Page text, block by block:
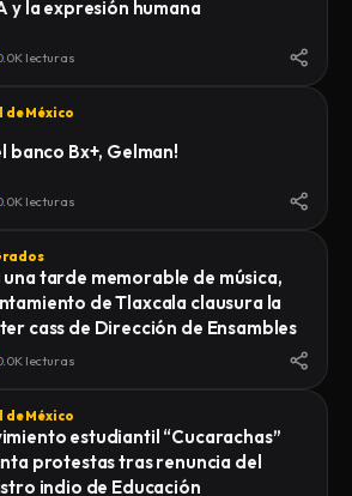
y la expresión humana
lecturas
de México
banco Bx+, Gelman!
lecturas
una tarde memorable de música,
de Tlaxcala clausura la
cass de Dirección de Ensambles
lecturas
de México
estudiantil “Cucarachas”
protestas tras renuncia del
indio de Educación